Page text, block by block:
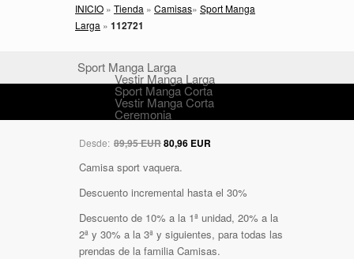
INICIO » Tienda » Camisas» Sport Manga
Larga » 112721
Sport Manga Larga
Vestir Manga Larga
Sport Manga Corta
Vestir Manga Corta
Ceremonia
Desde: 89,95 EUR80,96 EUR
Camisa sport vaquera.
Descuento incremental hasta el 30%
Descuento de 10% a la 1ª unidad, 20% a la
2ª y 30% a la 3ª y siguientes, para todas las
prendas de la familia Camisas.